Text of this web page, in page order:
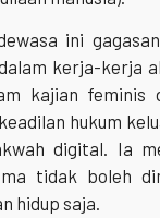
ini
kerja-kerja
kajian feminis
hukum
digital. Ia
tidak boleh
hidup saja.